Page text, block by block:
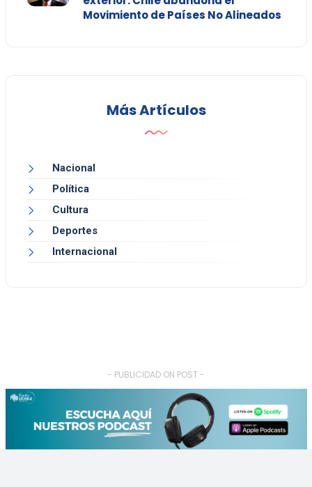
Movimiento de Países No Alineados
Más Artículos
Nacional
Política
Cultura
Deportes
Internacional
- PUBLICIDAD ON POST -